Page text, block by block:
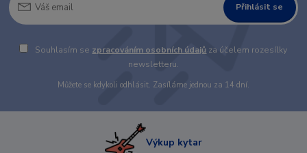
Přihlásit se
Souhlasím se zpracováním osobních údajů za účelem rozesílky
newsletteru.
Můžete se kdykoli odhlásit. Zasíláme jednou za 14 dní.
Výkup kytar